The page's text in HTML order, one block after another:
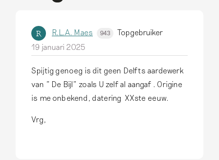
R R.L.A. Maes 943
Topgebruiker
19 januari 2025
Spijtig genoeg is dit geen Delfts aardewerk
van " De Bijl" zoals U zelf al aangaf . Origine
is me onbekend, datering XXste eeuw.
Vrg,